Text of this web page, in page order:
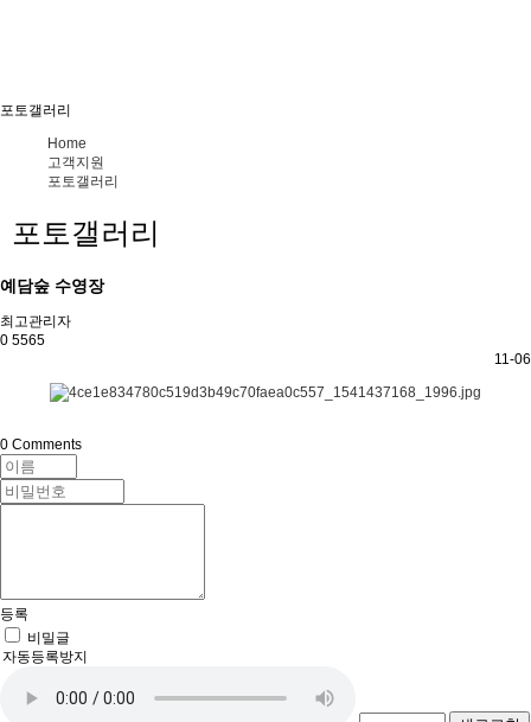
포토갤러리
Home
고객지원
포토갤러리
포토갤러리
예담숲 수영장
최고관리자
0 5565
11-06
0 Comments
등록
비밀글
자동등록방지